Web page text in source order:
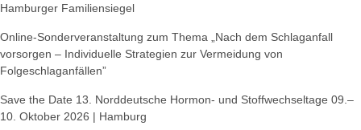
Hamburger Familiensiegel
Online-Sonderveranstaltung zum Thema „Nach dem Schlaganfall
vorsorgen – Individuelle Strategien zur Vermeidung von
Folgeschlaganfällen”
Save the Date 13. Norddeutsche Hormon- und Stoffwechseltage 09.–
10. Oktober 2026 | Hamburg